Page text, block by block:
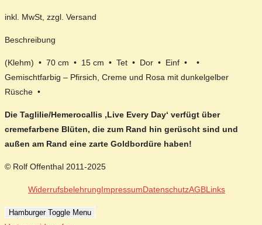
inkl. MwSt, zzgl. Versand
Beschreibung
(Klehm) • 70 cm • 15 cm • Tet • Dor • Einf • •
Gemischtfarbig – Pfirsich, Creme und Rosa mit dunkelgelber
Rüsche •
Die Taglilie/Hemerocallis ‚Live Every Day‘ verfügt über
cremefarbene Blüten, die zum Rand hin gerüscht sind und
außen am Rand eine zarte Goldbordüre haben!
© Rolf Offenthal 2011-2025
WiderrufsbelehrungImpressumDatenschutzAGBLinks
Hamburger Toggle Menu